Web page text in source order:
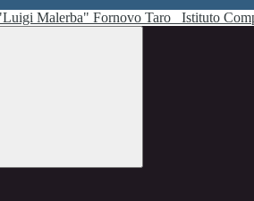
Istituto